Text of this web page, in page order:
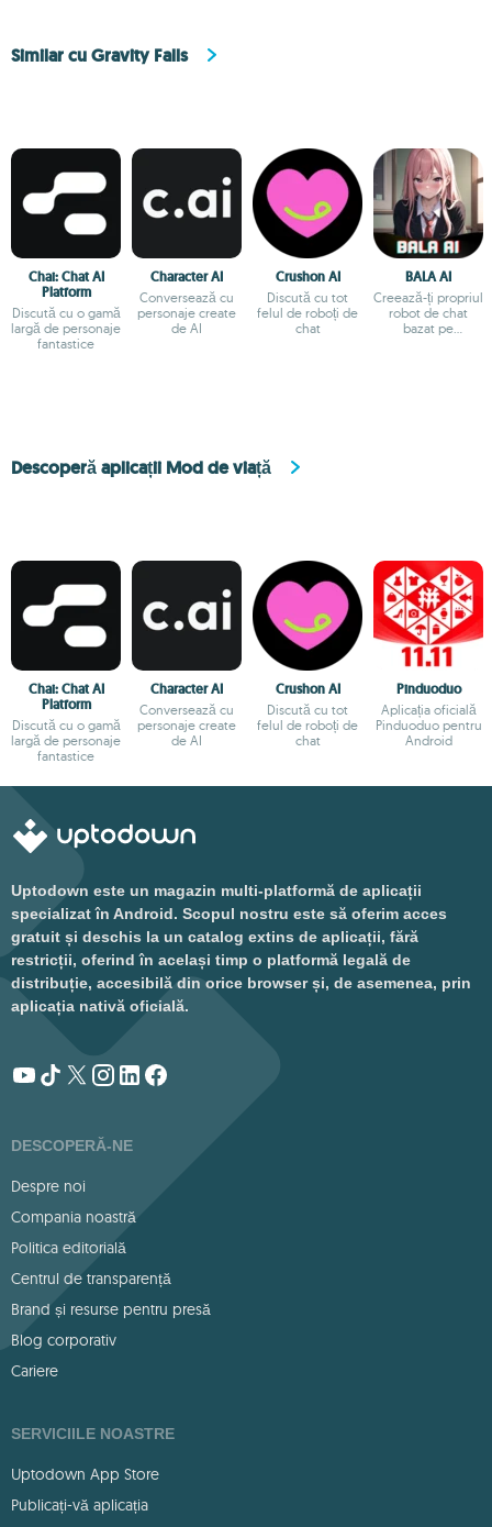
Similar cu Gravity Falls
Chai: Chat AI
Platform
Discută cu o gamă
largă de personaje
fantastice
Character AI
Conversează cu
personaje create
de AI
Crushon AI
Discută cu tot
felul de roboți de
chat
BALA AI
Creează-ți propriul
robot de chat
bazat pe
Descoperă aplicații Mod de viață
Chai: Chat AI
Platform
Discută cu o gamă
largă de personaje
fantastice
Character AI
Conversează cu
personaje create
de AI
Crushon AI
Discută cu tot
felul de roboți de
chat
Pinduoduo
Aplicația oficială
Pinduoduo pentru
Android
Uptodown este un magazin multi-platformă de aplicații
specializat în Android. Scopul nostru este să oferim acces
gratuit și deschis la un catalog extins de aplicații, fără
restricții, oferind în același timp o platformă legală de
distribuție, accesibilă din orice browser și, de asemenea, prin
aplicația nativă oficială.
DESCOPERĂ-NE
Despre noi
Compania noastră
Politica editorială
Centrul de transparență
Brand și resurse pentru presă
Blog corporativ
Cariere
SERVICIILE NOASTRE
Uptodown App Store
Publicați-vă aplicația